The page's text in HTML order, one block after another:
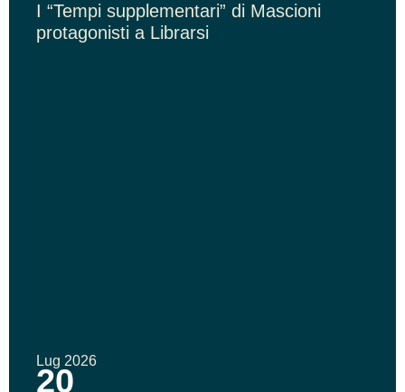
I “Tempi supplementari” di Mascioni
protagonisti a Librarsi
Lug 2026
20